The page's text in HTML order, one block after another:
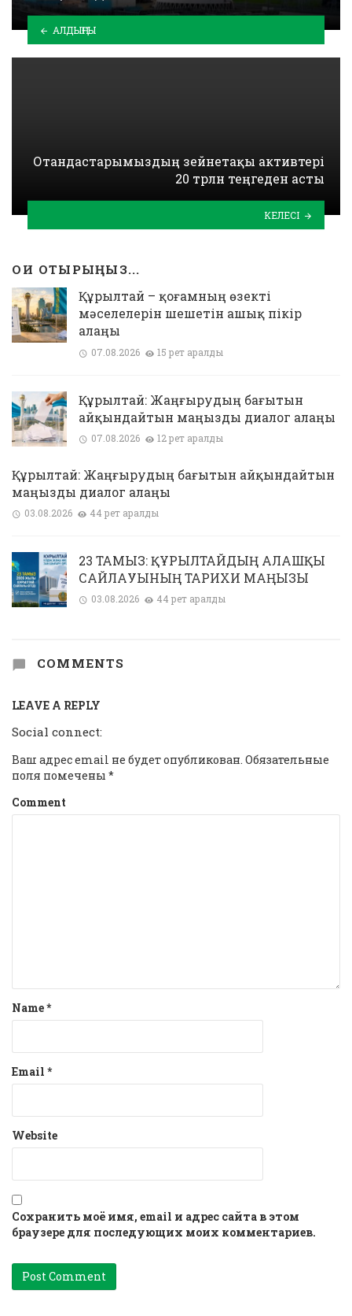
АЛДЫҢҒЫ
Отандастарымыздың зейнетақы активтері
20 трлн теңгеден асты
КЕЛЕСІ
ОҚИ ОТЫРЫҢЫЗ...
Құрылтай – қоғамның өзекті
мәселелерін шешетін ашық пікір
алаңы
07.08.2026 15 рет қаралды
Құрылтай: Жаңғырудың бағытын
айқындайтын маңызды диалог алаңы
07.08.2026 12 рет қаралды
Құрылтай: Жаңғырудың бағытын айқындайтын
маңызды диалог алаңы
03.08.2026 44 рет қаралды
23 ТАМЫЗ: ҚҰРЫЛТАЙДЫҢ АЛҒАШҚЫ
САЙЛАУЫНЫҢ ТАРИХИ МАҢЫЗЫ
03.08.2026 44 рет қаралды
COMMENTS
LEAVE A REPLY
Social connect:
Ваш адрес email не будет опубликован. Обязательные
поля помечены *
Comment
Name*
Email *
Website
Сохранить моё имя, email и адрес сайта в этом
браузере для последующих моих комментариев.